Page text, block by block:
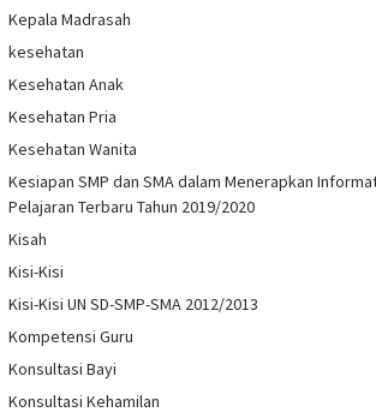
Kepala Madrasah
kesehatan
Kesehatan Anak
Kesehatan Pria
Kesehatan Wanita
Kesiapan SMP dan SMA dalam Menerapkan
Pelajaran Terbaru Tahun 2019/2020
Kisah
Kisi-Kisi
Kisi-Kisi UN SD-SMP-SMA 2012/2013
Kompetensi Guru
Konsultasi Bayi
Konsultasi Kehamilan